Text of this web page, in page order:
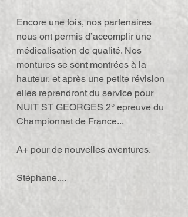
Encore une fois, nos partenaires
nous ont permis d’accomplir une
médicalisation de qualité. Nos
montures se sont montrées à la
hauteur, et après une petite révision
elles reprendront du service pour
NUIT ST GEORGES 2° epreuve du
Championnat de France...
A+ pour de nouvelles aventures.
Stéphane....